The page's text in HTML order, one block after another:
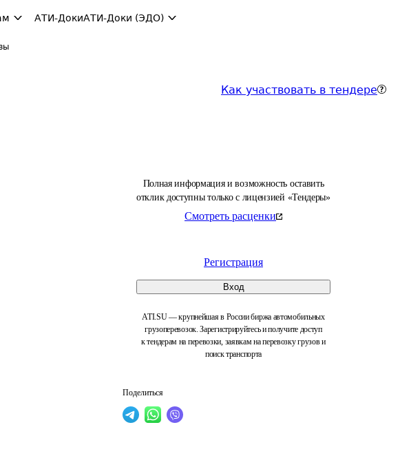
АТИ-ДокиАТИ-Доки (ЭДО)
Как участвовать в тендере
Полная информация и возможность оставить
отклик доступны только с лицензией «Тендеры»
Смотреть расценки
Регистрация
Вход
ATI.SU — крупнейшая в России биржа автомобильных
грузоперевозок. Зарегистрируйтесь и получите доступ
к тендерам на перевозки, заявкам на перевозку грузов и
поиск транспорта
Поделиться